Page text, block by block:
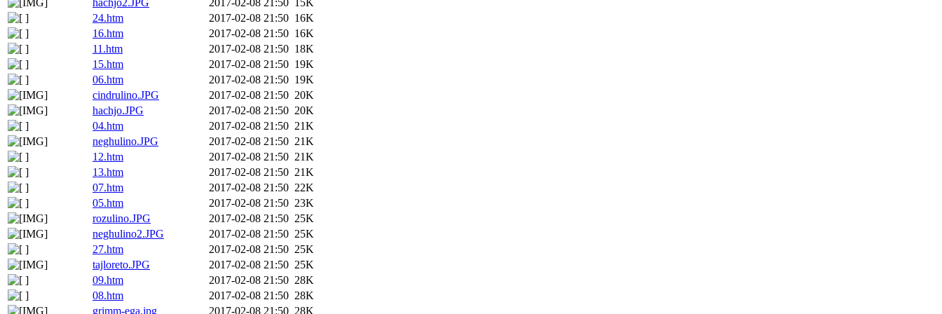
hachjo2.JPG
2017-02-08 21:50 15K
24.htm
2017-02-08 21:50 16K
16.htm
2017-02-08 21:50 16K
11.htm
2017-02-08 21:50 18K
15.htm
2017-02-08 21:50 19K
06.htm
2017-02-08 21:50 19K
cindrulino.JPG
2017-02-08 21:50 20K
hachjo.JPG
2017-02-08 21:50 20K
04.htm
2017-02-08 21:50 21K
neghulino.JPG
2017-02-08 21:50 21K
12.htm
2017-02-08 21:50 21K
13.htm
2017-02-08 21:50 21K
07.htm
2017-02-08 21:50 22K
05.htm
2017-02-08 21:50 23K
rozulino.JPG
2017-02-08 21:50 25K
neghulino2.JPG
2017-02-08 21:50 25K
27.htm
2017-02-08 21:50 25K
tajloreto.JPG
2017-02-08 21:50 25K
09.htm
2017-02-08 21:50 28K
08.htm
2017-02-08 21:50 28K
grimm-ega.jpg
2017-02-08 21:50 28K